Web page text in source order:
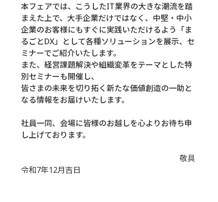
本フェアでは、こうしたIT業界の大きな潮流を踏
まえた上で、大手企業だけではなく、中堅・中小
企業のお客様にもすぐに実践いただけるよう「ま
るごとDX」として各種ソリューションを展示、セ
ミナーでご紹介いたします。
また、経営課題解決や組織変革をテーマとした特
別セミナーも開催し、
皆さまの未来を切り拓く新たな価値創造の一助と
なる情報をお届けいたします。
社員一同、会場に皆様のお越しを心よりお待ち申
し上げております。
敬具
令和7年12月吉日